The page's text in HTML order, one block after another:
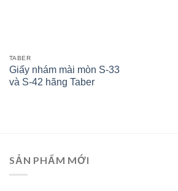
TABER
Giấy nhám mài mòn S-33
và S-42 hãng Taber
SẢN PHẨM MỚI